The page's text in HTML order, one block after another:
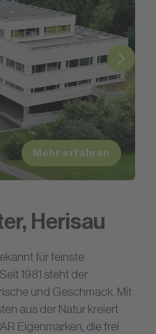
Mehr erfahren
Herisau
für feinste
1981 steht der
und Geschmack. Mit
aus der Natur kreiert
Eigenmarken, die frei